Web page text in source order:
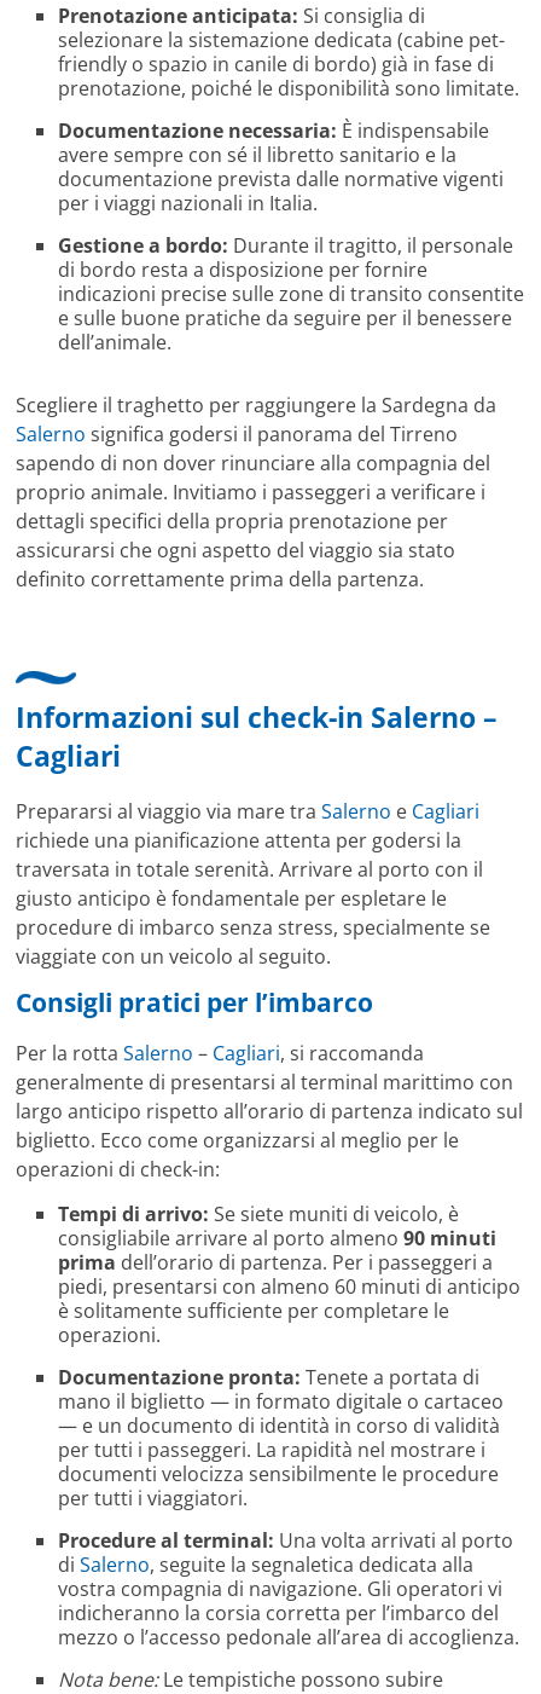
Prenotazione anticipata: Si consiglia di
selezionare la sistemazione dedicata (cabine pet-
friendly o spazio in canile di bordo) già in fase di
prenotazione, poiché le disponibilità sono limitate.
Documentazione necessaria: È indispensabile
avere sempre con sé il libretto sanitario e la
documentazione prevista dalle normative vigenti
per i viaggi nazionali in Italia.
Gestione a bordo: Durante il tragitto, il personale
di bordo resta a disposizione per fornire
indicazioni precise sulle zone di transito consentite
e sulle buone pratiche da seguire per il benessere
dell’animale.
Scegliere il traghetto per raggiungere la Sardegna da
Salerno significa godersi il panorama del Tirreno
sapendo di non dover rinunciare alla compagnia del
proprio animale. Invitiamo i passeggeri a verificare i
dettagli specifici della propria prenotazione per
assicurarsi che ogni aspetto del viaggio sia stato
definito correttamente prima della partenza.
Informazioni sul check-in Salerno –
Cagliari
Prepararsi al viaggio via mare traSalerno e Cagliari
richiede una pianificazione attenta per godersi la
traversata in totale serenità. Arrivare al porto con il
giusto anticipo è fondamentale per espletare le
procedure di imbarco senza stress, specialmente se
viaggiate con un veicolo al seguito.
Consigli pratici per l’imbarco
Per la rottaSalerno – Cagliari, si raccomanda
generalmente di presentarsi al terminal marittimo con
largo anticipo rispetto all’orario di partenza indicato sul
biglietto. Ecco come organizzarsi al meglio per le
operazioni di check-in:
Tempi di arrivo: Se siete muniti di veicolo, è
consigliabile arrivare al porto almeno90 minuti
prima dell’orario di partenza. Per i passeggeri a
piedi, presentarsi con almeno 60 minuti di anticipo
è solitamente sufficiente per completare le
operazioni.
Documentazione pronta: Tenete a portata di
mano il biglietto — in formato digitale o cartaceo
— e un documento di identità in corso di validità
per tutti i passeggeri. La rapidità nel mostrare i
documenti velocizza sensibilmente le procedure
per tutti i viaggiatori.
Procedure al terminal: Una volta arrivati al porto
diSalerno, seguite la segnaletica dedicata alla
vostra compagnia di navigazione. Gli operatori vi
indicheranno la corsia corretta per l’imbarco del
mezzo o l’accesso pedonale all’area di accoglienza.
Nota bene:Le tempistiche possono subire